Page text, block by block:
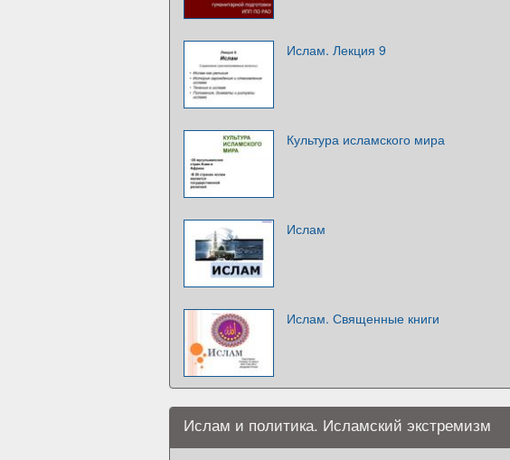
Ислам. Лекция 9
Культура исламского мира
Ислам
Ислам. Священные книги
Ислам и политика. Исламский экстремизм